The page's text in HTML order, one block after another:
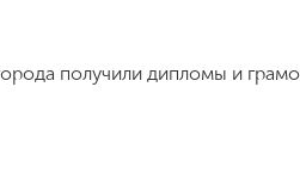
получили дипломы и